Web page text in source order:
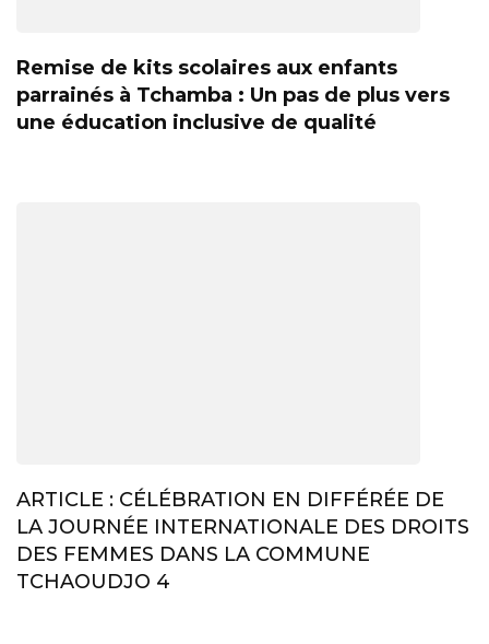
Remise de kits scolaires aux enfants
parrainés à Tchamba : Un pas de plus vers
une éducation inclusive de qualité
ARTICLE : CÉLÉBRATION EN DIFFÉRÉE DE
LA JOURNÉE INTERNATIONALE DES DROITS
DES FEMMES DANS LA COMMUNE
TCHAOUDJO 4